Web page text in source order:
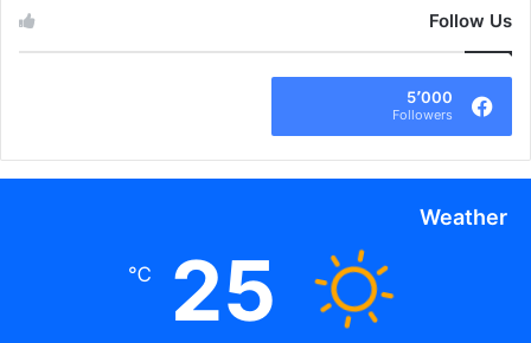
Follow Us
5٬000
Followers
Weather
25
℃